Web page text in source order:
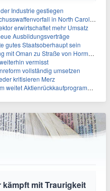
Industrie gestiegen
in North Carolina
erwirtschaftet mehr Umsatz
Ausbildungsverträge
gutes Staatsoberhaupt sein
Oman zu Straße von Hormus fast fertig
vermisst
vollständig umsetzen
kritisieren Merz
Aktienrückkaufprogramm aus
mit Traurigkeit